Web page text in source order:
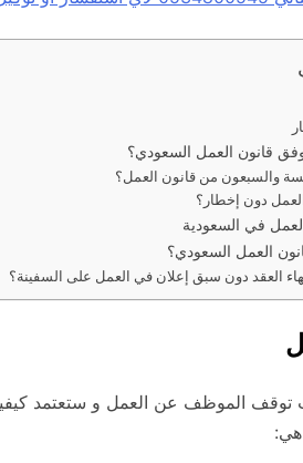
قانون العمل السعودي؟
والسبعون من قانون العمل؟
دون إخطار؟
في السعودية
العمل السعودي؟
العقد دون سبق إعلان في العمل على السفينة؟
توقف الموظف عن العمل و ستعتمد
هي: